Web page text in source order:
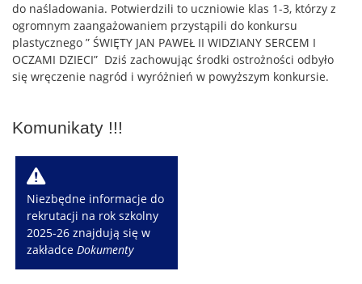
do naśladowania. Potwierdzili to uczniowie klas 1-3, którzy z
ogromnym zaangażowaniem przystąpili do konkursu
plastycznego ” ŚWIĘTY JAN PAWEŁ II WIDZIANY SERCEM I
OCZAMI DZIECI” Dziś zachowując środki ostrożności odbyło
się wręczenie nagród i wyróżnień w powyższym konkursie.
Komunikaty !!!
W
Niezbędne informacje do
rekrutacji na rok szkolny
2025-26 znajdują się w
zakładceDokumenty